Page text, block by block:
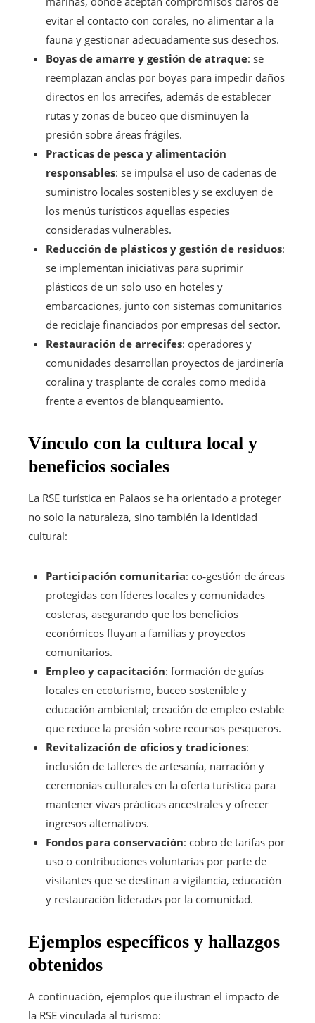
evitar el contacto con corales, no alimentar a la
fauna y gestionar adecuadamente sus desechos.
Boyas de amarre y gestión de atraque: se
reemplazan anclas por boyas para impedir daños
directos en los arrecifes, además de establecer
rutas y zonas de buceo que disminuyen la
presión sobre áreas frágiles.
Practicas de pesca y alimentación
responsables: se impulsa el uso de cadenas de
suministro locales sostenibles y se excluyen de
los menús turísticos aquellas especies
consideradas vulnerables.
Reducción de plásticos y gestión de residuos:
se implementan iniciativas para suprimir
plásticos de un solo uso en hoteles y
embarcaciones, junto con sistemas comunitarios
de reciclaje financiados por empresas del sector.
Restauración de arrecifes: operadores y
comunidades desarrollan proyectos de jardinería
coralina y trasplante de corales como medida
frente a eventos de blanqueamiento.
Vínculo con la cultura local y
beneficios sociales
La RSE turística en Palaos se ha orientado a proteger
no solo la naturaleza, sino también la identidad
cultural:
Participación comunitaria: co‑gestión de áreas
protegidas con líderes locales y comunidades
costeras, asegurando que los beneficios
económicos fluyan a familias y proyectos
comunitarios.
Empleo y capacitación: formación de guías
locales en ecoturismo, buceo sostenible y
educación ambiental; creación de empleo estable
que reduce la presión sobre recursos pesqueros.
Revitalización de oficios y tradiciones:
inclusión de talleres de artesanía, narración y
ceremonias culturales en la oferta turística para
mantener vivas prácticas ancestrales y ofrecer
ingresos alternativos.
Fondos para conservación: cobro de tarifas por
uso o contribuciones voluntarias por parte de
visitantes que se destinan a vigilancia, educación
y restauración lideradas por la comunidad.
Ejemplos específicos y hallazgos
obtenidos
A continuación, ejemplos que ilustran el impacto de
la RSE vinculada al turismo: